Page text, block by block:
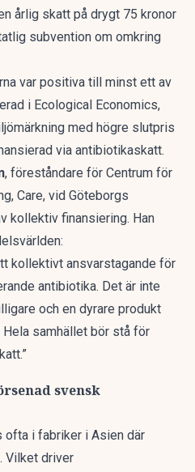
årlig skatt på drygt 75 kronor
subvention om omkring
var positiva till minst ett av
i Ecological Economics,
med högre slutpris
via antibiotikaskatt.
, föreståndare för Centrum för
Care, vid Göteborgs
kollektiv finansiering. Han
:
kollektivt ansvarstagande för
antibiotika. Det är inte
och en dyrare produkt
samhället bör stå för
svensk
i fabriker i Asien där
Vilket driver